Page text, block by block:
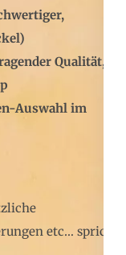
Qualität,
Auswahl im
etc… sprich